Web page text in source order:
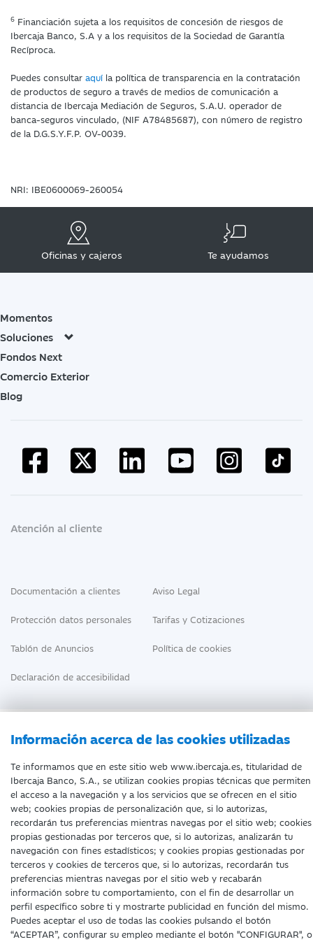
6 Financiación sujeta a los requisitos de concesión de riesgos de
Ibercaja Banco, S.A y a los requisitos de la Sociedad de Garantía
Recíproca.
Puedes consultar aquí la política de transparencia en la contratación
de productos de seguro a través de medios de comunicación a
distancia de Ibercaja Mediación de Seguros, S.A.U. operador de
banca-seguros vinculado, (NIF A78485687), con número de registro
de la D.G.S.Y.F.P. OV-0039.
NRI: IBE0600069-260054
Oficinas y cajeros Te ayudamos
Información acerca de las cookies utilizadas
Te informamos que en este sitio web www.ibercaja.es, titularidad de
Ibercaja Banco, S.A., se utilizan cookies propias técnicas que permiten
el acceso a la navegación y a los servicios que se ofrecen en el sitio
web; cookies propias de personalización que, si lo autorizas,
recordarán tus preferencias mientras navegas por el sitio web; cookies
propias gestionadas por terceros que, si lo autorizas, analizarán tu
navegación con fines estadísticos; y cookies propias gestionadas por
terceros y cookies de terceros que, si lo autorizas, recordarán tus
preferencias mientras navegas por el sitio web y recabarán
información sobre tu comportamiento, con el fin de desarrollar un
perfil específico sobre ti y mostrarte publicidad en función del mismo.
Puedes aceptar el uso de todas las cookies pulsando el botón
“ACEPTAR”, configurar su empleo mediante el botón "CONFIGURAR", o
Momentos
Soluciones
Fondos Next
Comercio Exterior
Blog
Atención al cliente
Documentación a clientes Aviso Legal
Protección datos personales Tarifas y Cotizaciones
Tablón de Anuncios Política de cookies
Declaración de accesibilidad
Fecha de edición: 07/08/2026
©Ibercaja Banco, S.A. - IBERCAJA - NIF. A-99319030 R.M. de
Zaragoza (T.3865. F.1. H.Z.-52186, Inscripc.1º)
Entidad de Crédito inscrita en el Registro Especial del Banco de
España con el código 2085.
Domicilio social: Plaza de Basilio Paraíso, 2. 50008-Zaragoza.